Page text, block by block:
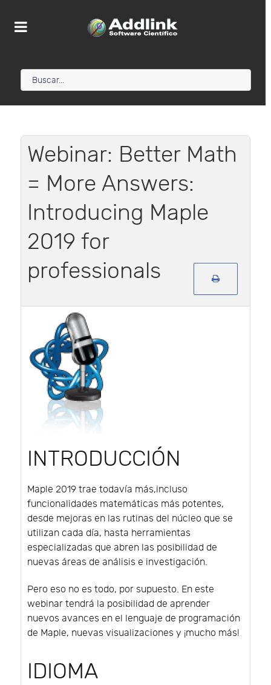
Webinar: Better Math
= More Answers:
Introducing Maple
2019 for
professionals
INTRODUCCIÓN
Maple 2019 trae todavía más,incluso
funcionalidades matemáticas más potentes,
desde mejoras en las rutinas del núcleo que se
utilizan cada día, hasta herramientas
especializadas que abren las posibilidad de
nuevas áreas de análisis e investigación.
Pero eso no es todo, por supuesto. En este
webinar tendrá la posibilidad de aprender
nuevos avances en el lenguaje de programación
de Maple, nuevas visualizaciones y ¡mucho más!
IDIOMA